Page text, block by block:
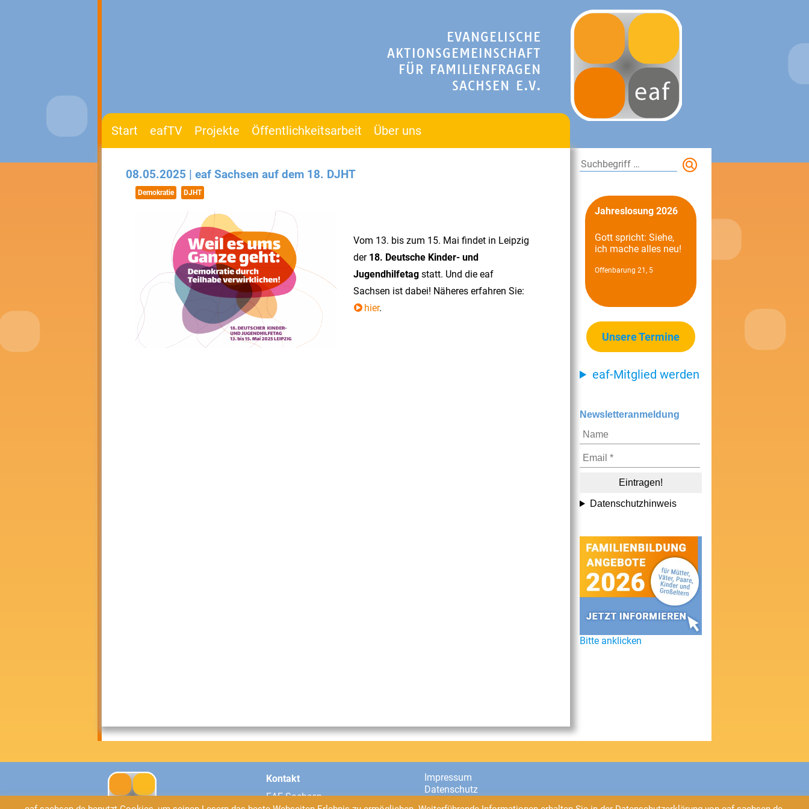
EVANGELISCHE
AKTIONSGEMEINSCHAFT
FÜR FAMILIENFRAGEN
SACHSEN E.V.
Start eafTV Projekte Öffentlichkeitsarbeit Über uns
08.05.2025 | eaf Sachsen auf dem 18. DJHT
Demokratie DJHT
Vom 13. bis zum 15. Mai findet in Leipzig
der 18. Deutsche Kinder- und
Jugendhilfetagstatt. Und die eaf
Sachsen ist dabei! Näheres erfahren Sie:
hier.
Jahreslosung 2026
Gott spricht: Siehe,
ich mache alles neu!
Offenbarung 21, 5
Unsere Termine
eaf-Mitglied werden
Newsletteranmeldung
Datenschutzhinweis
Bitte anklicken
Kontakt
EAF Sachsen
Impressum
Datenschutz